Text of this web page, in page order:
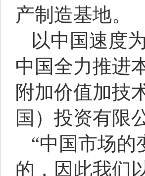
产制造基地。
以中国速度
中国全力推进
附加价值加技
国）投资有限
“中国市场
的，因此我们